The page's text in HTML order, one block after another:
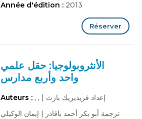
Année d'édition : 2013
Réserver
الأنثروبولوجيا: حقل علمي
واحد وأربع مدارس
Auteurs : , إعداد فريديريك بارث |
,
ترجمة أبو بكر أحمد باقادر | إيمان الوكيلي